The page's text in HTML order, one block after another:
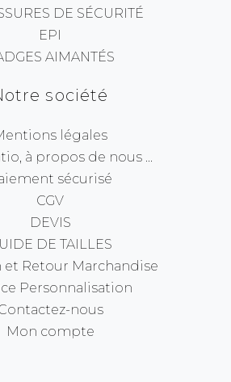
DE SÉCURITÉ
EPI
AIMANTÉS
société
légales
à propos de nous ...
sécurisé
CGV
DEVIS
DE TAILLES
et Retour Marchandise
Personnalisation
nous
Mon compte